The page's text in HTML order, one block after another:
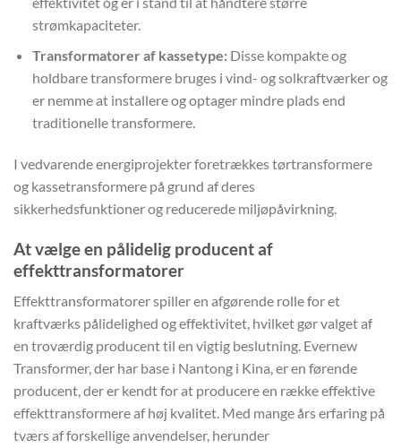
strømkapaciteter.
Transformatorer af kassetype:Disse kompakte og
holdbare transformere bruges i vind- og solkraftværker og
er nemme at installere og optager mindre plads end
traditionelle transformere.
I vedvarende energiprojekter foretrækkes tørtransformere
og kassetransformere på grund af deres
sikkerhedsfunktioner og reducerede miljøpåvirkning.
At vælge en pålidelig producent af
effekttransformatorer
Effekttransformatorer spiller en afgørende rolle for et
kraftværks pålidelighed og effektivitet, hvilket gør valget af
en troværdig producent til en vigtig beslutning. Evernew
Transformer, der har base i Nantong i Kina, er en førende
producent, der er kendt for at producere en række effektive
effekttransformere af høj kvalitet. Med mange års erfaring på
tværs af forskellige anvendelser, herunder